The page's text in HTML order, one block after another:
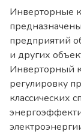
Инверторные
предприятий
и других
Инверторный
регулировку
классических